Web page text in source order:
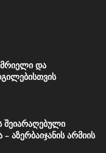
და
შეიარაღებული
აზერბაიჯანის არმიის